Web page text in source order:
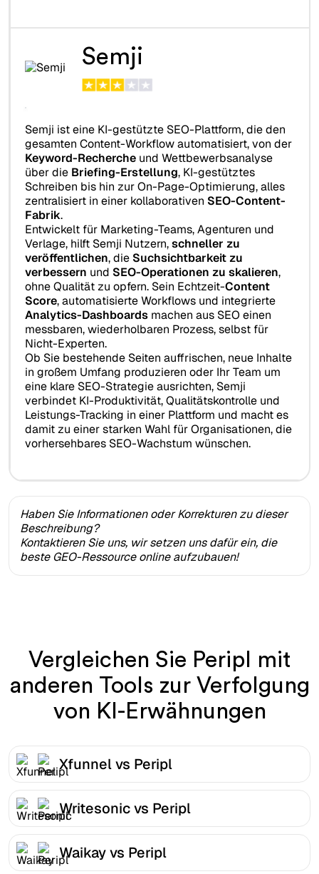
Semji
Semji ist eine KI-gestützte SEO-Plattform, die den
gesamten Content-Workflow automatisiert, von der
Keyword-Rechercheund Wettbewerbsanalyse
über die Briefing-Erstellung, KI-gestütztes
Schreiben bis hin zur On-Page-Optimierung, alles
zentralisiert in einer kollaborativen SEO-Content-
Fabrik.
Entwickelt für Marketing-Teams, Agenturen und
Verlage, hilft Semji Nutzern,schneller zu
veröffentlichen, die Suchsichtbarkeit zu
verbessern und SEO-Operationen zu skalieren,
ohne Qualität zu opfern. Sein Echtzeit-Content
Score, automatisierte Workflows und integrierte
Analytics-Dashboardsmachen aus SEO einen
messbaren, wiederholbaren Prozess, selbst für
Nicht-Experten.
Ob Sie bestehende Seiten auffrischen, neue Inhalte
in großem Umfang produzieren oder Ihr Team um
eine klare SEO-Strategie ausrichten, Semji
verbindet KI-Produktivität, Qualitätskontrolle und
Leistungs-Tracking in einer Plattform und macht es
damit zu einer starken Wahl für Organisationen, die
vorhersehbares SEO-Wachstum wünschen.
Haben Sie Informationen oder Korrekturen zu dieser
Beschreibung?
Kontaktieren Sie uns, wir setzen uns dafür ein, die
beste GEO-Ressource online aufzubauen!
Vergleichen Sie Peripl mit
anderen Tools zur Verfolgung
von KI-Erwähnungen
Xfunnel vs Peripl
Writesonic vs Peripl
Waikay vs Peripl